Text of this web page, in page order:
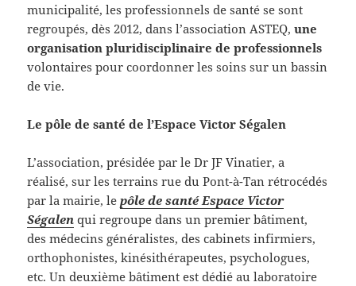
municipalité, les professionnels de santé se sont
regroupés, dès 2012, dans l’association ASTEQ, une
organisation pluridisciplinaire de professionnels
volontaires pour coordonner les soins sur un bassin
de vie.
Le pôle de santé de l’Espace Victor Ségalen
L’association, présidée par le Dr JF Vinatier, a
réalisé, sur les terrains rue du Pont-à-Tan rétrocédés
par la mairie, lepôle de santé Espace Victor
Ségalen qui regroupe dans un premier bâtiment,
des médecins généralistes, des cabinets infirmiers,
orthophonistes, kinésithérapeutes, psychologues,
etc. Un deuxième bâtiment est dédié au laboratoire